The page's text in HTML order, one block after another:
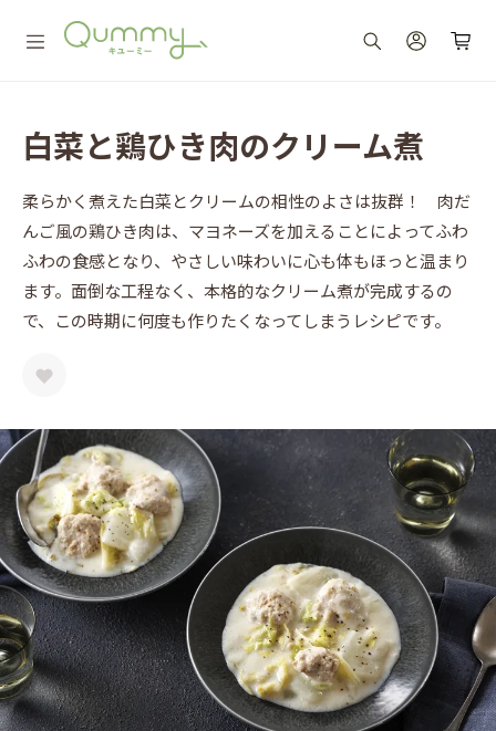
白菜と鶏ひき肉のクリーム煮
柔らかく煮えた白菜とクリームの相性のよさは抜群！ 肉だ
んご風の鶏ひき肉は、マヨネーズを加えることによってふわ
ふわの食感となり、やさしい味わいに心も体もほっと温まり
ます。面倒な工程なく、本格的なクリーム煮が完成するの
で、この時期に何度も作りたくなってしまうレシピです。